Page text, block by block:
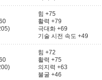
힘 +75
활력 +79
극대화 +69
기술 시전 속도 +49
힘 +72
활력 +75
의지력 +63
불굴 +46